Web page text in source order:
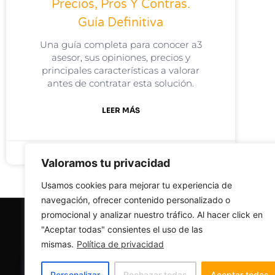
Valoramos tu privacidad
Usamos cookies para mejorar tu experiencia de
navegación, ofrecer contenido personalizado o
promocional y analizar nuestro tráfico. Al hacer click en
"Aceptar todas" consientes el uso de las
mismas. Política de privacidad
Precios, Pros Y Contras.
Guía Definitiva
Una guía completa para conocer a3
asesor, sus opiniones, precios y
principales características a valorar
antes de contratar esta solución.
LEER MÁS